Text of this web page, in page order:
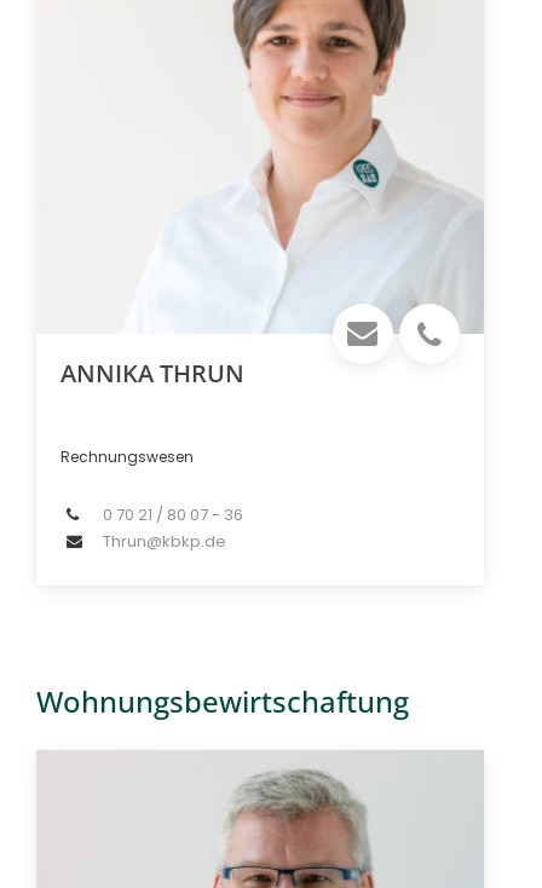
ANNIKA THRUN
Rechnungswesen
0 70 21 / 80 07 - 36
Thrun@kbkp.de
Wohnungsbewirtschaftung